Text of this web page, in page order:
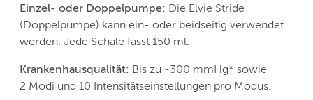
Einzel- oder Doppelpumpe: Die Elvie Stride
(Doppelpumpe) kann ein- oder beidseitig verwendet
werden. Jede Schale fasst 150 ml.
Krankenhausqualität: Bis zu -300 mmHg* sowie
2 Modi und 10 Intensitätseinstellungen pro Modus.